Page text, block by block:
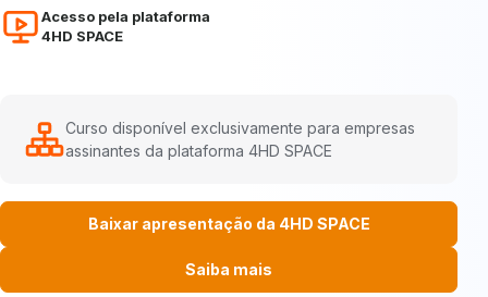
Acesso pela plataforma
4HD SPACE
Curso disponível exclusivamente para empresas
assinantes da plataforma 4HD SPACE
Baixar apresentação da 4HD SPACE
Saiba mais